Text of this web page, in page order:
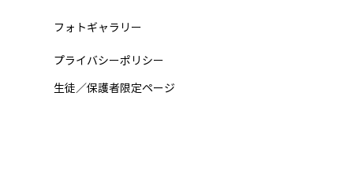
やめたい」と思いました
ジンから電話でアドバイ
ました。 4日目の朝にテツ
て、自分にとって中学
フォトギャラリー
プライバシーポリシー
​生徒／保護者限定ページ